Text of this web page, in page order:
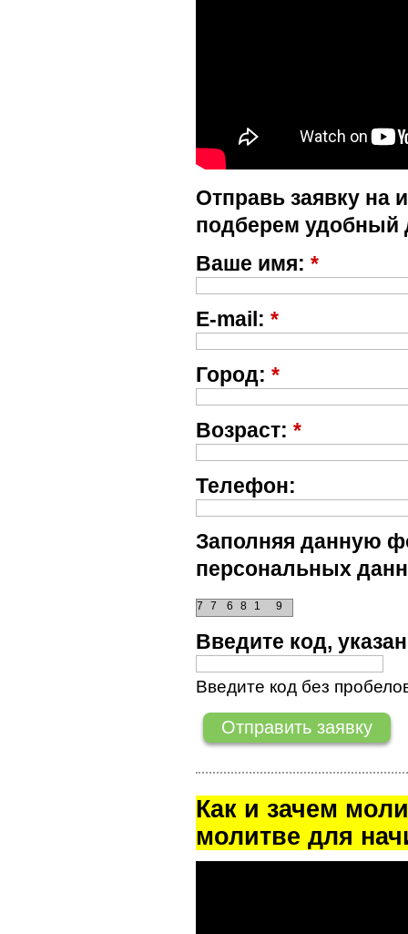
Отправь заявку на
подберем удобный
Ваше имя: *
E-mail: *
Город: *
Возраст: *
Телефон:
Заполняя данную
персональных
7 7 6 8 1 9
Введите код,
Введите код без
Как и зачем
молитве для